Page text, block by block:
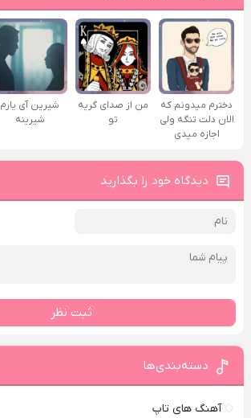
دخترم میدونم که
الان دلت تنگه ولی
اجازه میدی
من از صدای گريه
تو
شیرین آی یارم
شیرینه
دیدگاه خود را بگذارید
ثبت نظر
دسته‌بندی‌ها
آهنگ های تاپ